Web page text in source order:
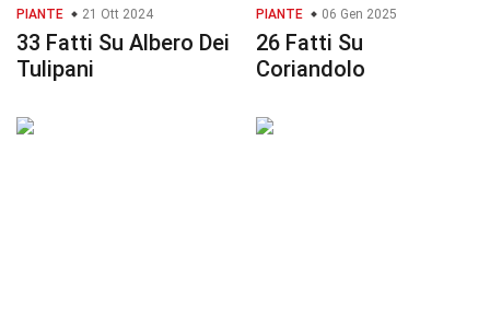
PIANTE 21 Ott 2024
33 Fatti Su Albero Dei
Tulipani
PIANTE 06 Gen 2025
26 Fatti Su
Coriandolo